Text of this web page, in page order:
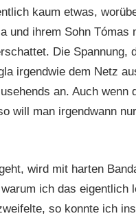
kaum etwas,
und ihrem Sohn Tómas
Die Spannung,
irgendwie dem Netz
an. Auch wenn
will man irgendwann
wird mit harten
ich das eigentlich
so konnte ich